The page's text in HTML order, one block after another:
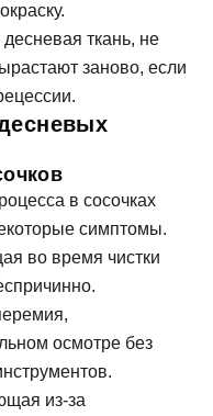
ткань, не
заново, если
в сосочках
симптомы.
во время чистки
осмотре без
из-за